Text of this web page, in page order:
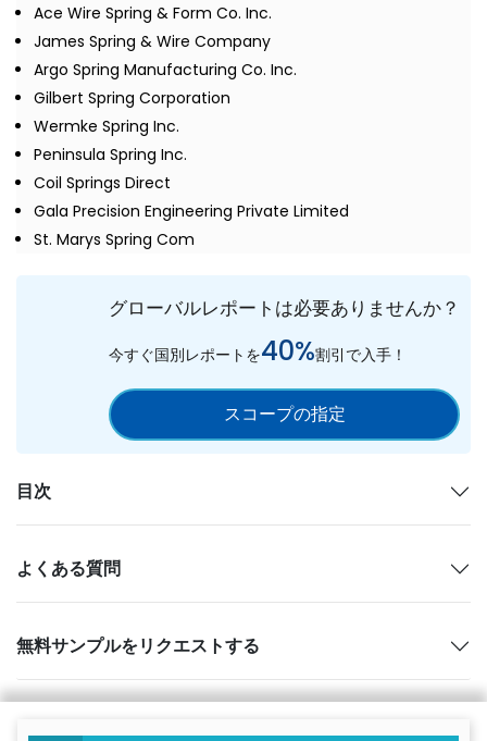
Ace Wire Spring & Form Co. Inc.
James Spring & Wire Company
Argo Spring Manufacturing Co. Inc.
Gilbert Spring Corporation
Wermke Spring Inc.
Peninsula Spring Inc.
Coil Springs Direct
Gala Precision Engineering Private Limited
St. Marys Spring Com
グローバルレポートは必要ありませんか？
今すぐ国別レポートを40%割引で入手！
スコープの指定
目次
よくある質問
無料サンプルをリクエストする